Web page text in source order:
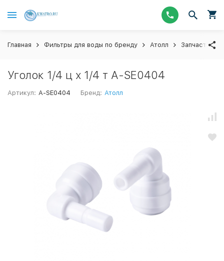
Главная Фильтры для воды по бренду Атолл Запчасти
Уголок 1/4 ц х 1/4 т A-SE0404
Артикул: A-SE0404 Бренд: Атолл